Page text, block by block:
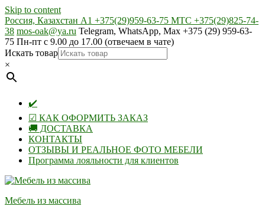
Skip to content
Россия, Казахстан А1 +375(29)959-63-75 МТС +375(29)825-74-
38 mos-oak@ya.ru Telegram, WhatsApp, Max +375 (29) 959-63-
75 Пн-пт с 9.00 до 17.00 (отвечаем в чате)
Искать товар
×
✔️
☑ КАК ОФОРМИТЬ ЗАКАЗ
🚚 ДОСТАВКА
КОНТАКТЫ
ОТЗЫВЫ И РЕАЛЬНОЕ ФОТО МЕБЕЛИ
Программа лояльности для клиентов
Мебель из массива